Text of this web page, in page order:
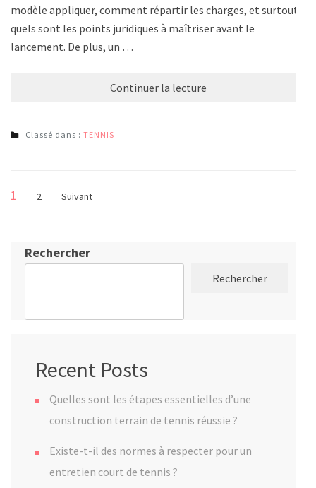
modèle appliquer, comment répartir les charges, et surtout
quels sont les points juridiques à maîtriser avant le
lancement. De plus, un …
Continuer la lecture
Classé dans : TENNIS
Pagination
publications
Page
1 Page
2 Suivant
Rechercher
Rechercher
Recent Posts
Quelles sont les étapes essentielles d’une
construction terrain de tennis réussie ?
Existe-t-il des normes à respecter pour un
entretien court de tennis ?